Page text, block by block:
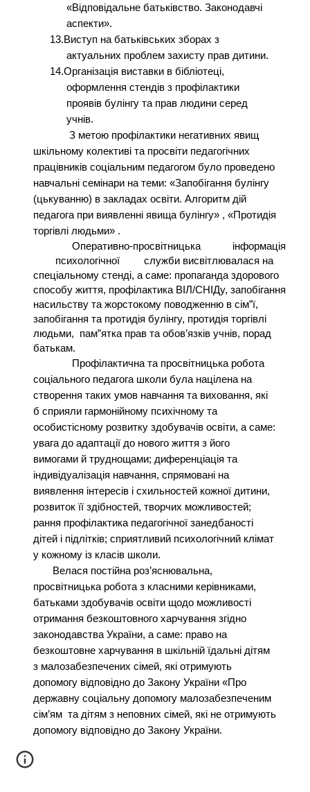
«Відповідальне батьківство. Законодавчі
аспекти».
13.Виступ на батьківських зборах з
актуальних проблем захисту прав дитини.
14.Організація виставки в бібліотеці,
оформлення стендів з профілактики
проявів булінгу та прав людини серед
учнів.
З метою профілактики негативних явищ
шкільному колективі та просвіти педагогічних
працівників соціальним педагогом було проведено
навчальні семінари на теми: «Запобігання булінгу
(цькуванню) в закладах освіти. Алгоритм дій
педагога при виявленні явища булінгу» , «Протидія
торгівлі людьми» .
Оперативно-просвітницька
інформація
психологічної
служби висвітлювалася на
спеціальному стенді, а саме: пропаганда здорового
способу життя, профілактика ВІЛ/СНІДу, запобігання
насильству та жорстокому поводженню в сім”ї,
запобігання та протидія булінгу, протидія торгівлі
людьми, пам”ятка прав та обов’язків учнів, порад
батькам.
Профілактична та просвітницька робота
соціального педагога школи була націлена на
створення таких умов навчання та виховання, які
б сприяли гармонійному психічному та
особистісному розвитку здобувачів освіти, а саме:
увага до адаптації до нового життя з його
вимогами й труднощами; диференціація та
індивідуалізація навчання, спрямовані на
виявлення інтересів і схильностей кожної дитини,
розвиток її здібностей, творчих можливостей;
рання профілактика педагогічної занедбаності
дітей і підлітків; сприятливий психологічний клімат
у кожному із класів школи.
Велася постійна роз’яснювальна,
просвітницька робота з класними керівниками,
батьками здобувачів освіти щодо можливості
отримання безкоштовного харчування згідно
законодавства України, а саме: право на
безкоштовне харчування в шкільній їдальні дітям
з малозабезпечених сімей, які отримують
допомогу відповідно до Закону України «Про
державну соціальну допомогу малозабезпеченим
сім’ям та дітям з неповних сімей, які не отримують
допомогу відповідно до Закону України.